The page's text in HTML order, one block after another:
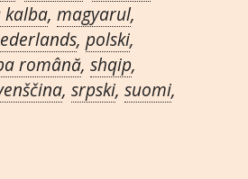
kalba, magyarul,
, polski,
română, shqip,
, srpski, suomi,